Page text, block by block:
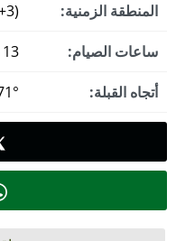
المنطقة الزمنية:
ساعات الصيام:
أتجاه القبلة: